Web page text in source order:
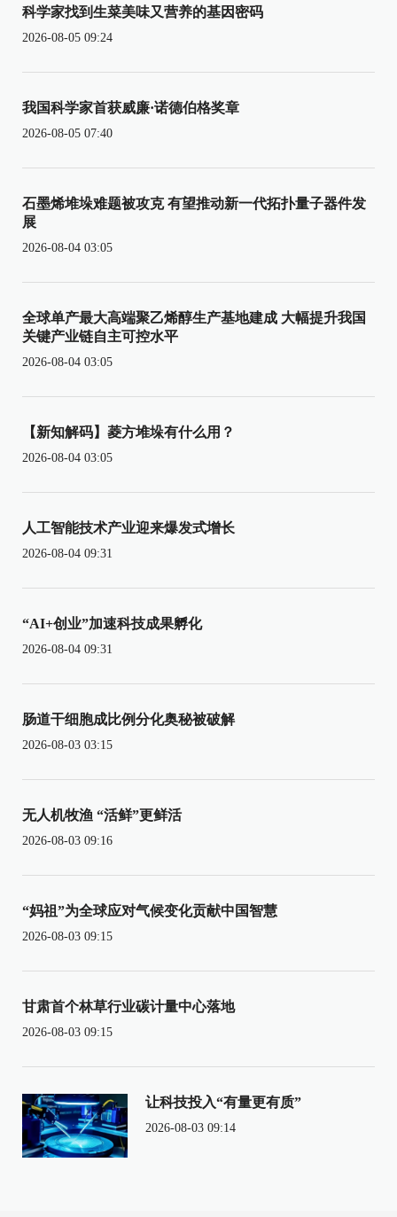
科学家找到生菜美味又营养的基因密码
2026-08-05 09:24
我国科学家首获威廉·诺德伯格奖章
2026-08-05 07:40
石墨烯堆垛难题被攻克 有望推动新一代拓扑量子器件发
展
2026-08-04 03:05
全球单产最大高端聚乙烯醇生产基地建成 大幅提升我国
关键产业链自主可控水平
2026-08-04 03:05
【新知解码】菱方堆垛有什么用？
2026-08-04 03:05
人工智能技术产业迎来爆发式增长
2026-08-04 09:31
“AI+创业”加速科技成果孵化
2026-08-04 09:31
肠道干细胞成比例分化奥秘被破解
2026-08-03 03:15
无人机牧渔 “活鲜”更鲜活
2026-08-03 09:16
“妈祖”为全球应对气候变化贡献中国智慧
2026-08-03 09:15
甘肃首个林草行业碳计量中心落地
2026-08-03 09:15
让科技投入“有量更有质”
2026-08-03 09:14